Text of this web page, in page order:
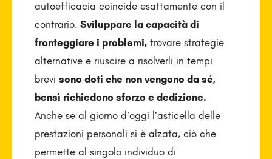
autoefficacia coincide esattamente con il
contrario. Sviluppare la capacità di
fronteggiare i problemi,trovare strategie
alternative e riuscire a risolverli in tempi
brevi sono doti che non vengono da sé,
bensì richiedono sforzo e dedizione.
Anche se al giorno d’oggi l’asticella delle
prestazioni personali si è alzata, ciò che
permette al singolo individuo di